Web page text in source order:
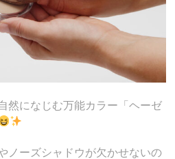
然になじむ万能カラー「ヘーゼ
ノーズシャドウが欠かせないの